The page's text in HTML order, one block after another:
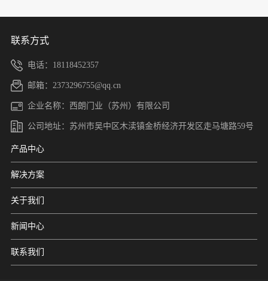
联系方式
电话：18118452357
邮箱：2373296755@qq.cn
企业名称：西朗门业（苏州）有限公司
公司地址：苏州市吴中区木渎镇金桥经济开发区走马塘路59号
产品中心
解决方案
关于我们
新闻中心
联系我们